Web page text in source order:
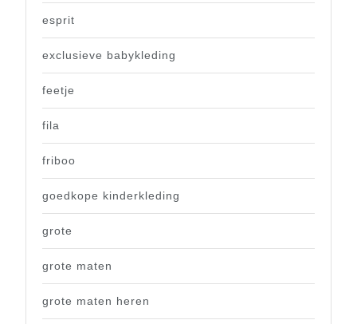
esprit
exclusieve babykleding
feetje
fila
friboo
goedkope kinderkleding
grote
grote maten
grote maten heren